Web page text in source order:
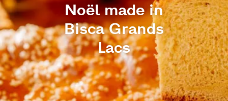
Noël made in
Bisca Grands
Lacs